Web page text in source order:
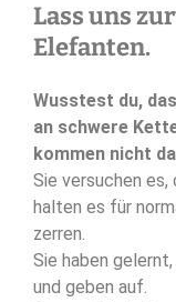
Lass uns
Elefanten.
Wusstest du,
an schwere
kommen nicht
Sie versuchen
halten es für
zerren.
Sie haben
und geben auf.